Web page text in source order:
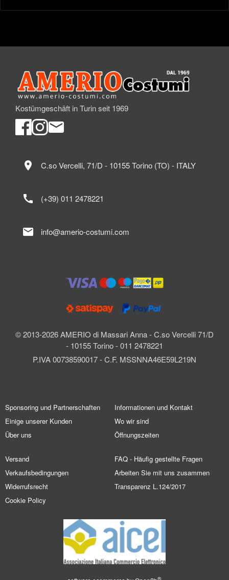
Kostümgeschäft in Turin seit 1969
© 2013-2026 AMERIO di Massari Anna - C.so Vercelli 71/D
- 10155 Torino - 011 2478221
P.IVA 00738590017 - C.F. MSSNNA46E59L219N
location_on C.so Vercelli, 71/D - 10155 Torino (TO) - ITALY
call (+39) 011 2478221
mail info@amerio-costumi.com
Sponsoring und Partnerschaften
Einige unserer Kunden
Über uns
Informationen und Kontakt
Wo wir sind
Öffnungszeiten
Versand
Verkaufsbedingungen
Widerrufsrecht
Cookie Policy
FAQ - Häufig gestellte Fragen
Arbeiten Sie mit uns zusammen
Transparenz L.124/2017
®